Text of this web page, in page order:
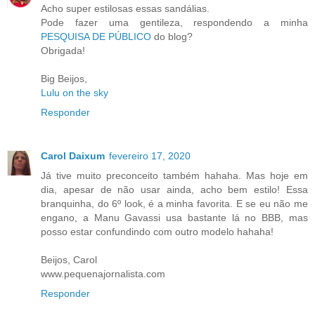
Acho super estilosas essas sandálias.
Pode fazer uma gentileza, respondendo a minha
PESQUISA DE PÚBLICO do blog?
Obrigada!
Big Beijos,
Lulu on the sky
Responder
Carol Daixum fevereiro 17, 2020
Já tive muito preconceito também hahaha. Mas hoje em
dia, apesar de não usar ainda, acho bem estilo! Essa
branquinha, do 6º look, é a minha favorita. E se eu não me
engano, a Manu Gavassi usa bastante lá no BBB, mas
posso estar confundindo com outro modelo hahaha!
Beijos, Carol
www.pequenajornalista.com
Responder